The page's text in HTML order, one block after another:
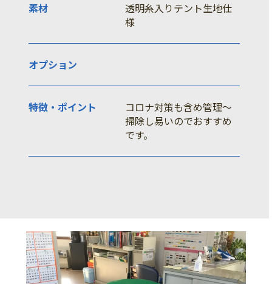
素材
透明糸入りテント生地仕
様
オプション
特徴・ポイント
コロナ対策も含め管理～
掃除し易いのでおすすめ
です。